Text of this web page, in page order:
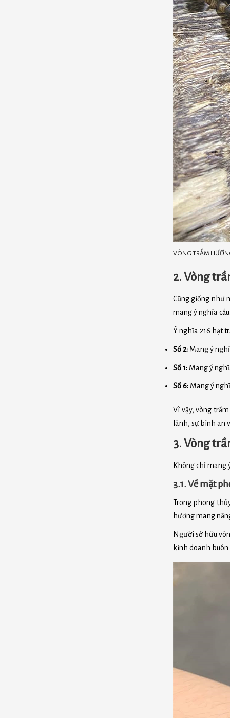
VÒNG TRẦM
2. Vòng
Cũng giống như
mang ý nghĩa
Ý nghĩa 216 hạt
Số 2: Mang ý
Số 1: Mang ý
Số 6: Mang ý
Vì vậy, vòng
lành, sự bình an
3. Vòng
Không chỉ mang
3.1. Về mặt
Trong phong
hương mang
Người sở hữu
kinh doanh